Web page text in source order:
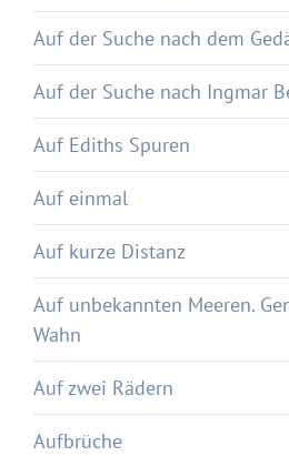
Auf der Suche nach dem
Auf der Suche nach Ingmar
Auf Ediths Spuren
Auf einmal
Auf kurze Distanz
Auf unbekannten Meeren.
Wahn
Auf zwei Rädern
Aufbrüche